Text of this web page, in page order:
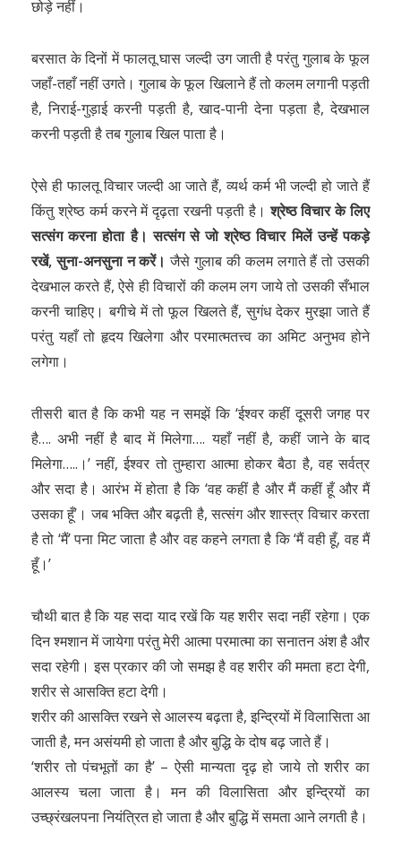
छोड़े नहीं।
बरसात के दिनों में फालतू घास जल्दी उग जाती है परंतु गुलाब के फूल
जहाँ-तहाँ नहीं उगते। गुलाब के फूल खिलाने हैं तो कलम लगानी पड़ती
है, निराई-गुड़ाई करनी पड़ती है, खाद-पानी देना पड़ता है, देखभाल
करनी पड़ती है तब गुलाब खिल पाता है।
ऐसे ही फालतू विचार जल्दी आ जाते हैं, व्यर्थ कर्म भी जल्दी हो जाते हैं
किंतु श्रेष्ठ कर्म करने में दृढ़ता रखनी पड़ती है।श्रेष्ठ विचार के लिए
सत्संग करना होता है। सत्संग से जो श्रेष्ठ विचार मिलें उन्हें पकड़े
रखें, सुना-अनसुना न करें। जैसे गुलाब की कलम लगाते हैं तो उसकी
देखभाल करते हैं, ऐसे ही विचारों की कलम लग जाये तो उसकी सँभाल
करनी चाहिए। बगीचे में तो फूल खिलते हैं, सुगंध देकर मुरझा जाते हैं
परंतु यहाँ तो हृदय खिलेगा और परमात्मतत्त्व का अमिट अनुभव होने
लगेगा।
तीसरी बात है कि कभी यह न समझें कि ‘ईश्वर कहीं दूसरी जगह पर
है…. अभी नहीं है बाद में मिलेगा…. यहाँ नहीं है, कहीं जाने के बाद
मिलेगा…..।’ नहीं, ईश्वर तो तुम्हारा आत्मा होकर बैठा है, वह सर्वत्र
और सदा है। आरंभ में होता है कि ‘वह कहीं है और मैं कहीं हूँ और मैं
उसका हूँ’। जब भक्ति और बढ़ती है, सत्संग और शास्त्र विचार करता
है तो ‘मैं’ पना मिट जाता है और वह कहने लगता है कि ‘मैं वही हूँ, वह मैं
हूँ।’
चौथी बात है कि यह सदा याद रखें कि यह शरीर सदा नहीं रहेगा। एक
दिन श्मशान में जायेगा परंतु मेरी आत्मा परमात्मा का सनातन अंश है और
सदा रहेगी। इस प्रकार की जो समझ है वह शरीर की ममता हटा देगी,
शरीर से आसक्ति हटा देगी।
शरीर की आसक्ति रखने से आलस्य बढ़ता है, इन्द्रियों में विलासिता आ
जाती है, मन असंयमी हो जाता है और बुद्धि के दोष बढ़ जाते हैं।
‘शरीर तो पंचभूतों का है’ – ऐसी मान्यता दृढ़ हो जाये तो शरीर का
आलस्य चला जाता है। मन की विलासिता और इन्द्रियों का
उच्छ्रंखलपना नियंत्रित हो जाता है और बुद्धि में समता आने लगती है।